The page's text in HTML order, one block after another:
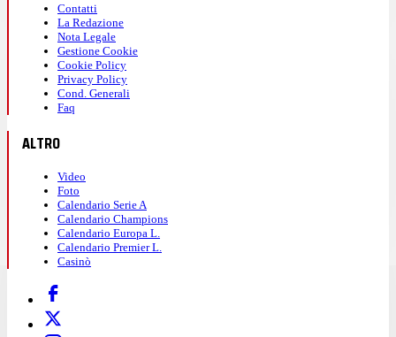
Contatti
La Redazione
Nota Legale
Gestione Cookie
Cookie Policy
Privacy Policy
Cond. Generali
Faq
ALTRO
Video
Foto
Calendario Serie A
Calendario Champions
Calendario Europa L.
Calendario Premier L.
Casinò